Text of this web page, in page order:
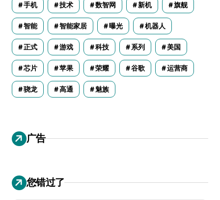
手机 技术 数智网 新机 旗舰
智能 智能家居 曝光 机器人
正式 游戏 科技 系列 美国
芯片 苹果 荣耀 谷歌 运营商
骁龙 高通 魅族
广告
您错过了